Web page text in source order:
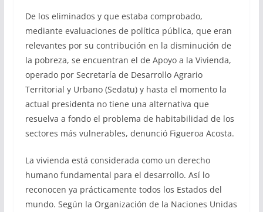
De los eliminados y que estaba comprobado,
mediante evaluaciones de política pública, que eran
relevantes por su contribución en la disminución de
la pobreza, se encuentran el de Apoyo a la Vivienda,
operado por Secretaría de Desarrollo Agrario
Territorial y Urbano (Sedatu) y hasta el momento la
actual presidenta no tiene una alternativa que
resuelva a fondo el problema de habitabilidad de los
sectores más vulnerables, denunció Figueroa Acosta.
La vivienda está considerada como un derecho
humano fundamental para el desarrollo. Así lo
reconocen ya prácticamente todos los Estados del
mundo. Según la Organización de la Naciones Unidas